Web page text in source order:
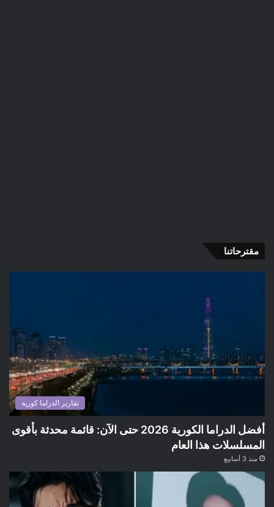
مقترحاتنا
تقارير الدراما كورية
أفضل الدراما الكورية 2026 حتى الآن: قائمة محدثة بأقوى
المسلسلات هذا العام
منذ 3 أسابيع